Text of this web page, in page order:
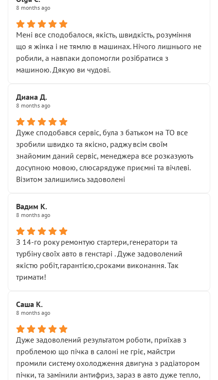
Стосовно комунікації - все добре
8 months ago
Мені все сподобалося, якість, швидкість, розуміння
що я жінка і не тямлю в машинах. Нічого лишнього не
робили, а навпаки допомогли розібратися з
машиною. Дякую ви чудові.
Диана Д.
8 months ago
Дуже сподобався сервіс, була з батьком на ТО все
зробили швидко та якісно, раджу всім своїм
знайомим даний сервіс, менеджера все розказують
досупною мовою, слюсарядуже приємні та вічлеві.
Візитом залишились задоволені
Вадим К.
8 months ago
З 14-го року ремонтую стартери,генератори та
турбіну своїх авто в генстарі . Дуже задоволений
якістю робіт,гарантією,сроками виконання. Так
тримати!
Саша К.
8 months ago
Дуже задоволений результатом роботи, приїхав з
проблемою що пічка в салоні не гріє, майстри
промили систему охолодження двигуна з радіатором
пічки, та замінили антифриз, зараз в авто дуже тепло,